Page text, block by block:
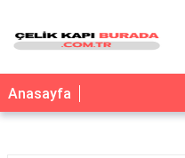
Anasayfa